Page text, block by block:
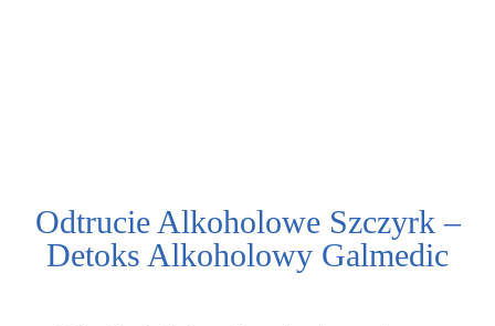
Odtrucie Alkoholowe Szczyrk –
Detoks Alkoholowy Galmedic